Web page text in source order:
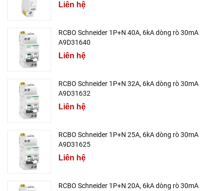
Liên hệ
RCBO Schneider 1P+N 40A, 6kA dòng rò 30mA
A9D31640
Liên hệ
RCBO Schneider 1P+N 32A, 6kA dòng rò 30mA
A9D31632
Liên hệ
RCBO Schneider 1P+N 25A, 6kA dòng rò 30mA
A9D31625
Liên hệ
RCBO Schneider 1P+N 20A, 6kA dòng rò 30mA